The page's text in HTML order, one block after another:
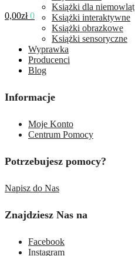
0,00zł 0
Książki dla niemowląt
Książki interaktywne
Książki obrazkowe
Książki sensoryczne
Wyprawka
Producenci
Blog
Informacje
Moje Konto
Centrum Pomocy
Potrzebujesz pomocy?
Napisz do Nas
Znajdziesz Nas na
Facebook
Instagram